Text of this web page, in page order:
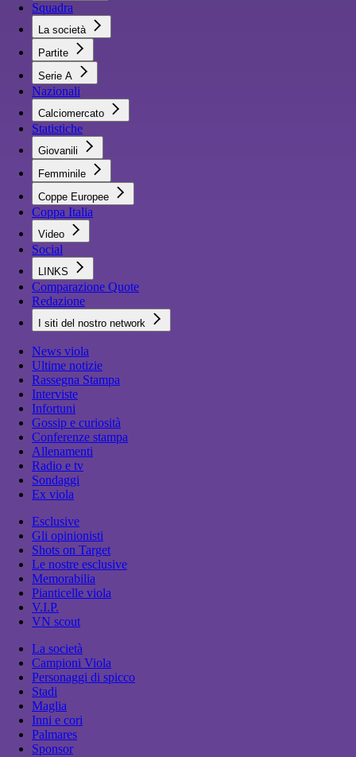
Squadra
La società
Partite
Serie A
Nazionali
Calciomercato
Statistiche
Giovanili
Femminile
Coppe Europee
Coppa Italia
Video
Social
LINKS
Comparazione Quote
Redazione
I siti del nostro network
News viola
Ultime notizie
Rassegna Stampa
Interviste
Infortuni
Gossip e curiosità
Conferenze stampa
Allenamenti
Radio e tv
Sondaggi
Ex viola
Esclusive
Gli opinionisti
Shots on Target
Le nostre esclusive
Memorabilia
Pianticelle viola
V.I.P.
VN scout
La società
Campioni Viola
Personaggi di spicco
Stadi
Maglia
Inni e cori
Palmares
Sponsor